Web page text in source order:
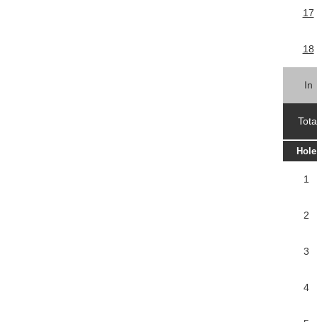
17
18
In
Hole
1
2
3
4